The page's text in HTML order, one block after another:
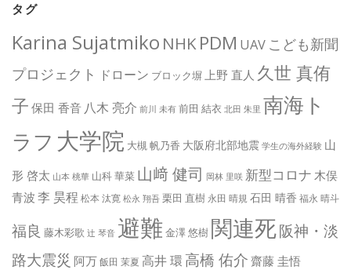
タグ
Karina Sujatmiko NHK PDM UAV こども新聞
プロジェクト ドローン ブロック塀 上野 直人 久世 真侑
子 保田 香音 八木 亮介 前川 未有 前田 結衣 北田 朱里 南海ト
ラフ 大学院 大槻 帆乃香 大阪府北部地震 学生の海外経験 山
形 啓太 山本 桃華 山科 華菜 山﨑 健司 岡林 里咲 新型コロナ木俣
青波李 昊程 松本 汰寛 松永 翔吾 栗田 直樹 永田 晴規 石田 晴香 福永 晴斗
福良 藤木彩歌 辻 琴音 避難金澤 悠樹 関連死阪神・淡
路大震災 阿万 飯田 茉夏 高井 環 高橋 佑介 齋藤 圭悟